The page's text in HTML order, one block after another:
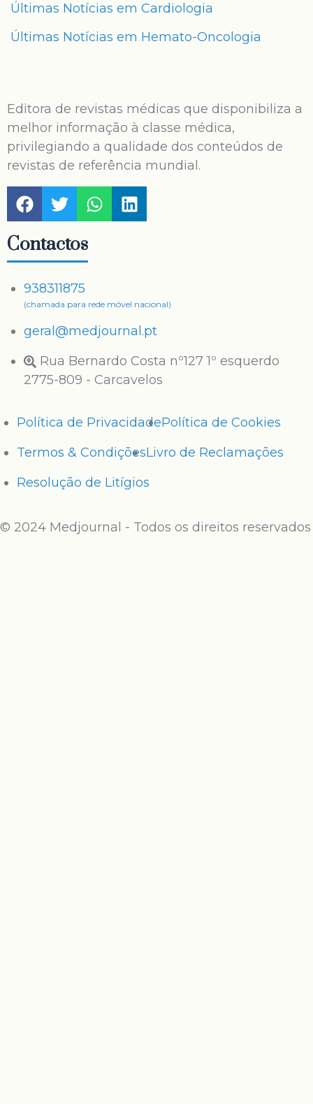
Últimas Notícias em Cardiologia
Últimas Notícias em Hemato-Oncologia
Editora de revistas médicas que disponibiliza a
melhor informação à classe médica,
privilegiando a qualidade dos conteúdos de
revistas de referência mundial.
Contactos
938311875
(chamada para rede móvel nacional)
geral@medjournal.pt
Rua Bernardo Costa nº127 1º esquerdo
2775-809 - Carcavelos
Política de PrivacidadePolítica de Cookies
Termos & CondiçõesLivro de Reclamações
Resolução de Litígios
© 2024 Medjournal - Todos os direitos reservados